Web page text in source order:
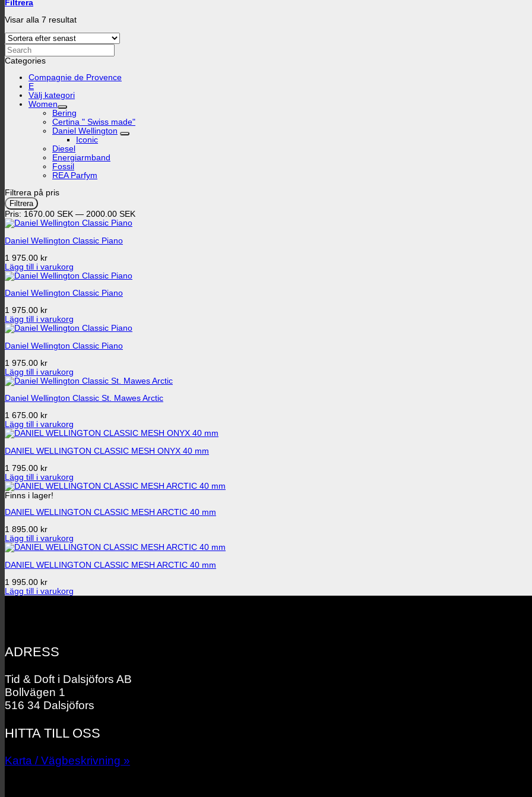
Filtrera
Visar alla 7 resultatSortera
Search
Categories
Compagnie de Provence
E
Välj kategori
Women
Bering
Certina " Swiss made"
Daniel Wellington
Iconic
Diesel
Energiarmband
Fossil
REA Parfym
Filtrera på pris
Min
pris
Max
pris
Filtrera
Pris: 1670.00 SEK — 2000.00 SEK
Daniel Wellington Classic Piano
1 975.00 kr
Lägg till i varukorg
Daniel Wellington Classic Piano
1 975.00 kr
Lägg till i varukorg
Daniel Wellington Classic Piano
1 975.00 kr
Lägg till i varukorg
Daniel Wellington Classic St. Mawes Arctic
1 675.00 kr
Lägg till i varukorg
DANIEL WELLINGTON CLASSIC MESH ONYX 40 mm
1 795.00 kr
Lägg till i varukorg
Finns i lager!
DANIEL WELLINGTON CLASSIC MESH ARCTIC 40 mm
1 895.00 kr
Lägg till i varukorg
DANIEL WELLINGTON CLASSIC MESH ARCTIC 40 mm
1 995.00 kr
Lägg till i varukorg
ADRESS
Tid & Doft i Dalsjöfors AB
Bollvägen 1
516 34 Dalsjöfors
HITTA TILL OSS
Karta / Vägbeskrivning »